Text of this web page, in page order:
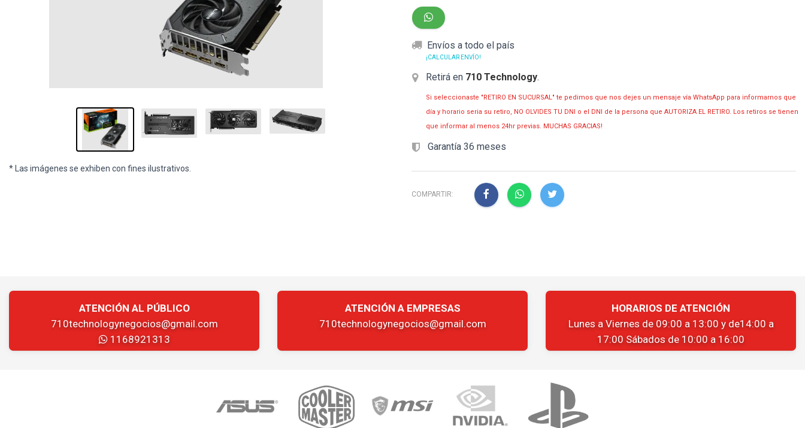
* Las imágenes se exhiben con fines ilustrativos.
Envíos a todo el país
¡CALCULAR ENVÍO!
Retirá en 710 Technology.
Si seleccionaste "RETIRO EN SUCURSAL" te pedimos que nos dejes un mensaje vía WhatsApp para informarnos que
día y horario seria su retiro, NO OLVIDES TU DNI o el DNI de la persona que AUTORIZA EL RETIRO. Los retiros se tienen
que informar al menos 24hr previas. MUCHAS GRACIAS!
Garantía 36 meses
COMPARTIR:
ATENCIÓN AL PÚBLICO
710technologynegocios@gmail.com
1168921313
ATENCIÓN A EMPRESAS
710technologynegocios@gmail.com
HORARIOS DE ATENCIÓN
Lunes a Viernes de 09:00 a 13:00 y de14:00 a
17:00 Sábados de 10:00 a 16:00